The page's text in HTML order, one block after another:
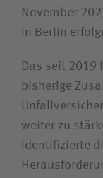
Ich bin
Patientin /
November
in Berlin
Das seit 2019
bisherige
weiter zu
identifizierte